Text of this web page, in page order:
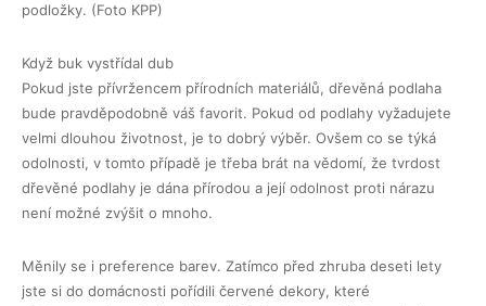
podložky. (Foto KPP)
Když buk vystřídal dub
Pokud jste přívržencem přírodních materiálů, dřevěná podlaha
bude pravděpodobně váš favorit. Pokud od podlahy vyžadujete
velmi dlouhou životnost, je to dobrý výběr. Ovšem co se týká
odolnosti, v tomto případě je třeba brát na vědomí, že tvrdost
dřevěné podlahy je dána přírodou a její odolnost proti nárazu
není možné zvýšit o mnoho.
Měnily se i preference barev. Zatímco před zhruba deseti lety
jste si do domácnosti pořídili červené dekory, které